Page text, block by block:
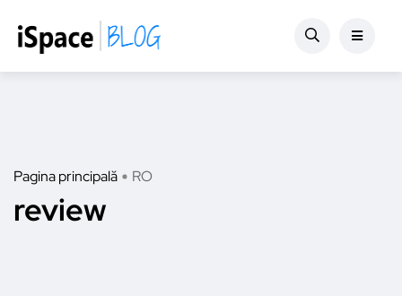
Pagina principală RO
review